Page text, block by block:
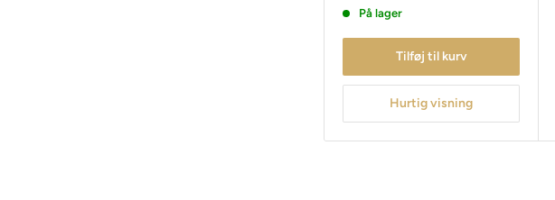
På lager
Tilføj til kurv
Hurtig visning